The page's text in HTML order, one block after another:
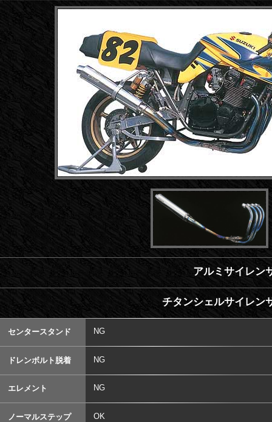
アルミサイレン
チタンシェルサイレン
センタースタンド NG
ドレンボルト脱着 NG
エレメント NG
ノーマルステップ OK